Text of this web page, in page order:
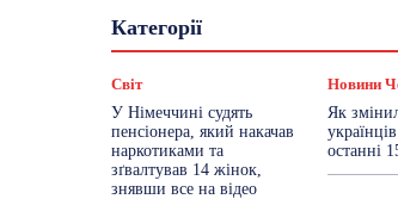
КатегоріїГастрогід
Знай Чехію
Новини
Політика
Робота
Світ
Спорт ТехноМанія
Світ
У Німеччині судять
пенсіонера, який накачав
наркотиками та
зґвалтував 14 жінок,
знявши все на відео
Новини
Як
останні